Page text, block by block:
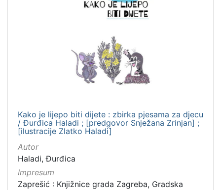
Kako je lijepo biti dijete : zbirka pjesama za djecu
/ Đurđica Haladi ; [predgovor Snježana Zrinjan] ;
[ilustracije Zlatko Haladi]
Autor
Haladi, Đurđica
Impresum
Zaprešić : Knjižnice grada Zagreba, Gradska